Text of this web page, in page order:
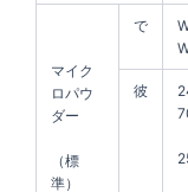
マイク
ロパウ
ダー
（標
準）
で
彼